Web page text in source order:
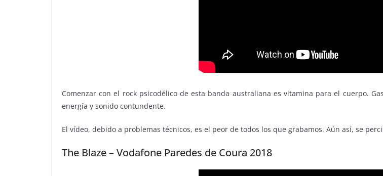
Comenzar con el rock psicodélico de esta banda australiana es vitamina para el cuerpo.
energía y sonido contundente.
El vídeo, debido a problemas técnicos, es el peor de todos los que grabamos. Aún así, se
The Blaze – Vodafone Paredes de Coura 2018